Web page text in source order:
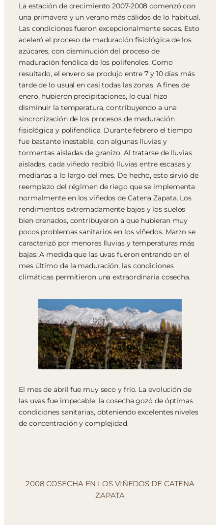
La estación de crecimiento 2007-2008 comenzó con
una primavera y un verano más cálidos de lo habitual.
Las condiciones fueron excepcionalmente secas. Esto
aceleró el proceso de maduración fisiológica de los
azúcares, con disminución del proceso de
maduración fenólica de los polifenoles. Como
resultado, el envero se produjo entre 7 y 10 días más
tarde de lo usual en casi todas las zonas. A fines de
enero, hubieron precipitaciones, lo cual hizo
disminuir la temperatura, contribuyendo a una
sincronización de los procesos de maduración
fisiológica y polifenólica. Durante febrero el tiempo
fue bastante inestable, con algunas lluvias y
tormentas aisladas de granizo. Al tratarse de lluvias
aisladas, cada viñedo recibió lluvias entre escasas y
medianas a lo largo del mes. De hecho, esto sirvió de
reemplazo del régimen de riego que se implementa
normalmente en los viñedos de Catena Zapata. Los
rendimientos extremadamente bajos y los suelos
bien drenados, contribuyeron a que hubieran muy
pocos problemas sanitarios en los viñedos. Marzo se
caracterizó por menores lluvias y temperaturas más
bajas. A medida que las uvas fueron entrando en el
mes último de la maduración, las condiciones
climáticas permitieron una extraordinaria cosecha.
El mes de abril fue muy seco y frío. La evolución de
las uvas fue impecable; la cosecha gozó de óptimas
condiciones sanitarias, obteniendo excelentes niveles
de concentración y complejidad.
2008 COSECHA EN LOS VIÑEDOS DE CATENA
ZAPATA